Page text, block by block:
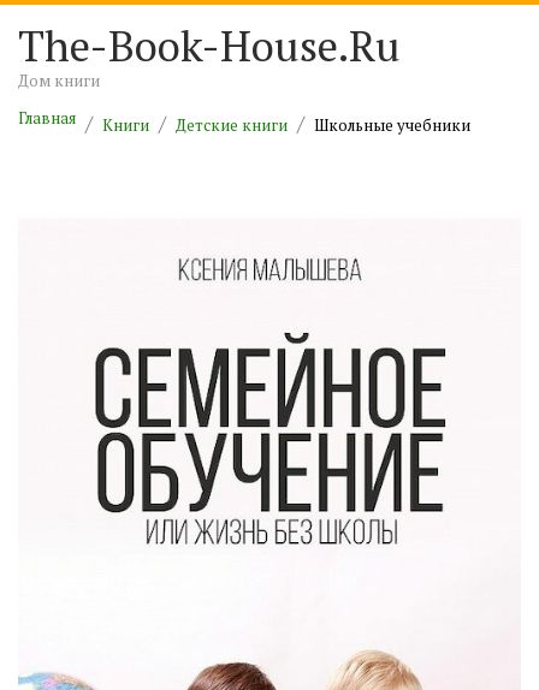
The-Book-House.Ru
Дом книги
Главная
Книги Детские книги Школьные учебники